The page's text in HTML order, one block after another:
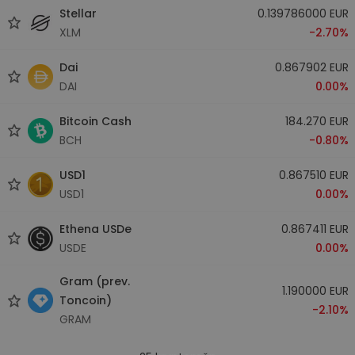
Stellar
XLM
0.139786000 EUR
-2.70%
Dai
DAI
0.867902 EUR
0.00%
Bitcoin Cash
BCH
184.270 EUR
-0.80%
USD1
USD1
0.867510 EUR
0.00%
Ethena USDe
USDE
0.867411 EUR
0.00%
Gram (prev.
Toncoin)
GRAM
1.190000 EUR
-2.10%